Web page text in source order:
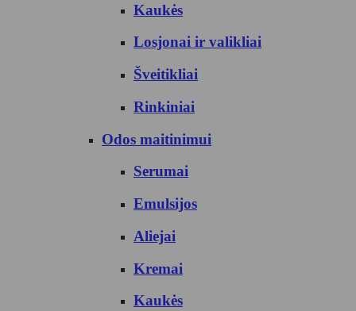
Kaukės
Losjonai ir valikliai
Šveitikliai
Rinkiniai
Odos maitinimui
Serumai
Emulsijos
Aliejai
Kremai
Kaukės